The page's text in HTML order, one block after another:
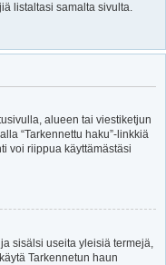
listaltasi samalta sivulta.
alueen tai viestiketjun
“Tarkennettu haku”-linkkiä
voi riippua käyttämästäsi
sisälsi useita yleisiä termejä,
Tarkennetun haun